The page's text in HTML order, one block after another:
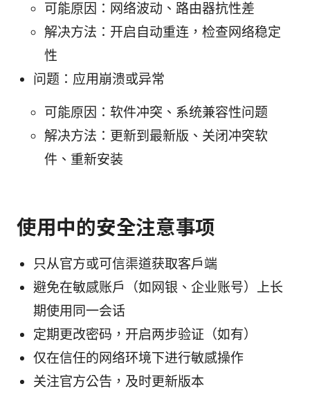
可能原因：网络波动、路由器抗性差
解决方法：开启自动重连，检查网络稳定
性
问题：应用崩溃或异常
可能原因：软件冲突、系统兼容性问题
解决方法：更新到最新版、关闭冲突软
件、重新安装
使用中的安全注意事项
只从官方或可信渠道获取客户端
避免在敏感账户（如网银、企业账号）上长
期使用同一会话
定期更改密码，开启两步验证（如有）
仅在信任的网络环境下进行敏感操作
关注官方公告，及时更新版本